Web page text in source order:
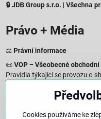
🔒 JDB Group s.r.o. | Všechna
Právo + Média
⚖️ Právní informace
📜VOP – Všeobecné
Pravidla týkající se provozu e-
Zásady zpracování osobních
Jak chráníme a
Informace o cookies
Cookies používáme ke